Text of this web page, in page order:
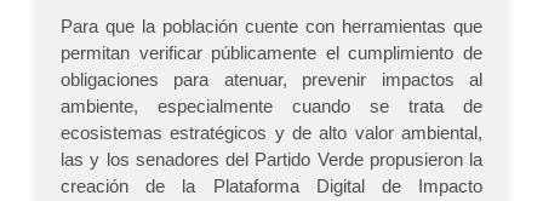
Para que la población cuente con herramientas que
permitan verificar públicamente el cumplimiento de
obligaciones para atenuar, prevenir impactos al
ambiente, especialmente cuando se trata de
ecosistemas estratégicos y de alto valor ambiental,
las y los senadores del Partido Verde propusieron la
creación de la Plataforma Digital de Impacto